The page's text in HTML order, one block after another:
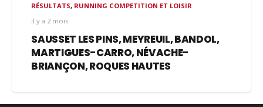
RÉSULTATS, RUNNING COMPETITION ET LOISIR
il y a 2 mois
SAUSSET LES PINS, MEYREUIL, BANDOL,
MARTIGUES-CARRO, NÉVACHE-
BRIANÇON, ROQUES HAUTES